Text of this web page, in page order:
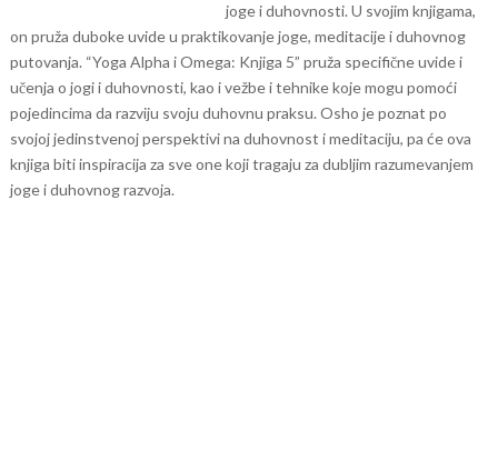
joge i duhovnosti. U svojim knjigama,
on pruža duboke uvide u praktikovanje joge, meditacije i duhovnog
putovanja. “Yoga Alpha i Omega: Knjiga 5” pruža specifične uvide i
učenja o jogi i duhovnosti, kao i vežbe i tehnike koje mogu pomoći
pojedincima da razviju svoju duhovnu praksu. Osho je poznat po
svojoj jedinstvenoj perspektivi na duhovnost i meditaciju, pa će ova
knjiga biti inspiracija za sve one koji tragaju za dubljim razumevanjem
joge i duhovnog razvoja.